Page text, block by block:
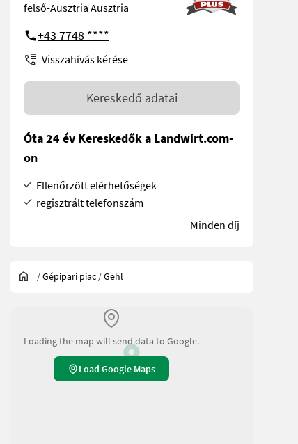
bietet. Ein richtiges Arbeitstier. Das
felső-Ausztria Ausztria
+43 7748 ****
Visszahívás kérése
Kereskedő adatai
Óta 24 év Kereskedők a Landwirt.com-
on
Ellenőrzött elérhetőségek
regisztrált telefonszám
Minden díj
/Gépipari piac /Gehl
Loading the map will send data to Google.
Load Google Maps